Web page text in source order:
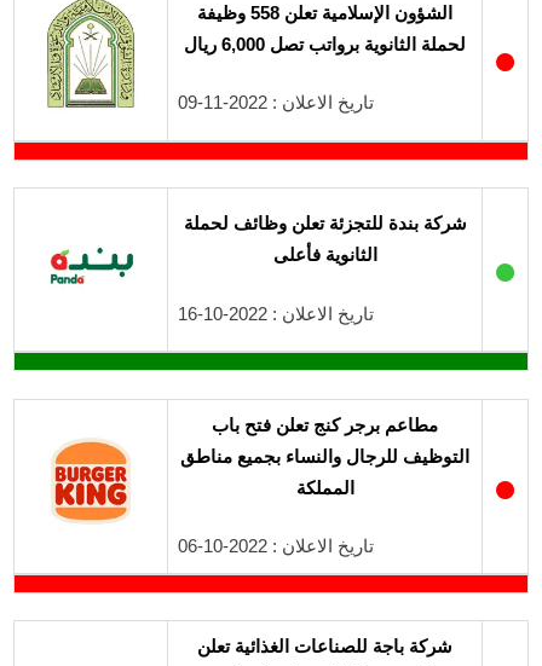
●
الشؤون الإسلامية تعلن 558 وظيفة
لحملة الثانوية برواتب تصل 6,000 ريال
تاريخ الاعلان : 2022-11-09
●
شركة بندة للتجزئة تعلن وظائف لحملة
الثانوية فأعلى
تاريخ الاعلان : 2022-10-16
●
مطاعم برجر كنج تعلن فتح باب
التوظيف للرجال والنساء بجميع مناطق
المملكة
تاريخ الاعلان : 2022-10-06
شركة باجة للصناعات الغذائية تعلن